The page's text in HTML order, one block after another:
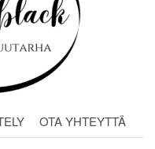
OTA YHTEYTTÄ